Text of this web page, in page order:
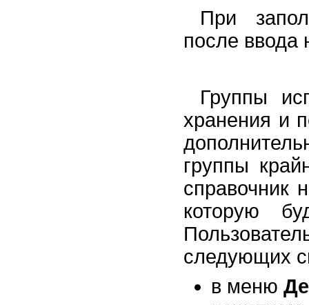
При
после
Группы
хранения и
группы
справочник
которую
следующих
в меню